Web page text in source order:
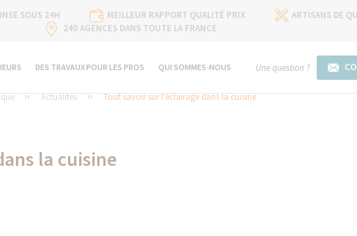
SOUS 24H MEILLEUR RAPPORT QUALITÉ PRIX
ARTISANS DE
240 AGENCES DANS TOUTE LA FRANCE
DES TRAVAUX POUR LES PROS QUI SOMMES-NOUS Une question ?
Actualités Tout savoir sur l'éclairage dans la cuisine
la cuisine